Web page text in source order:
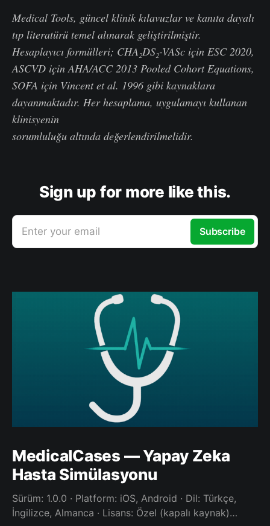
Medical Tools, güncel klinik kılavuzlar ve kanıta dayalı
tıp literatürü temel alınarak geliştirilmiştir.
Hesaplayıcı formülleri; CHA₂DS₂-VASc için ESC 2020,
ASCVD için AHA/ACC 2013 Pooled Cohort Equations,
SOFA için Vincent et al. 1996 gibi kaynaklara
dayanmaktadır. Her hesaplama, uygulamayı kullanan
klinisyenin
sorumluluğu altında değerlendirilmelidir.
Sign up for more like this.
Enter your email Subscribe
MedicalCases — Yapay Zeka
Hasta Simülasyonu
Sürüm: 1.0.0 · Platform: iOS, Android · Dil: Türkçe,
İngilizce, Almanca · Lisans: Özel (kapalı kaynak)